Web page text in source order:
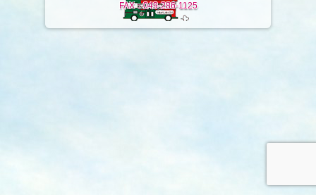
FAX：049-286-1125